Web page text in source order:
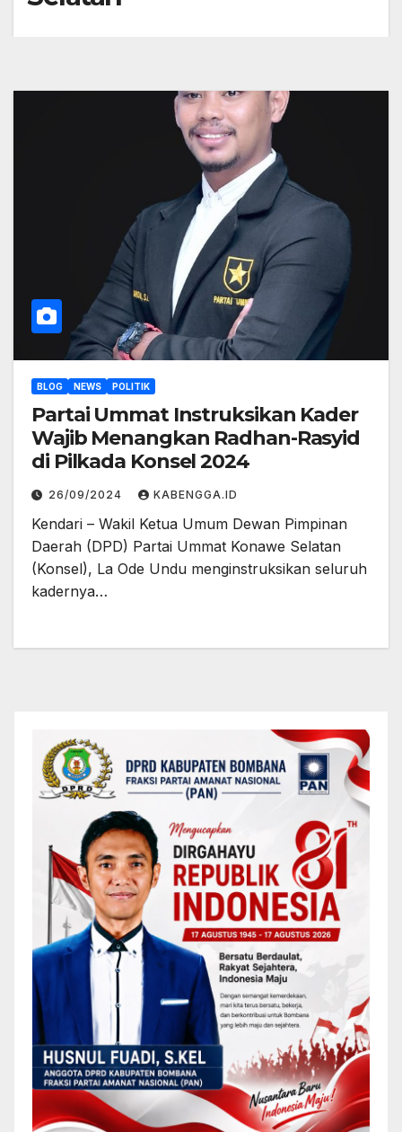
BLOG NEWS POLITIK
Partai Ummat Instruksikan Kader
Wajib Menangkan Radhan-Rasyid
di Pilkada Konsel 2024
26/09/2024 KABENGGA.ID
Kendari – Wakil Ketua Umum Dewan Pimpinan
Daerah (DPD) Partai Ummat Konawe Selatan
(Konsel), La Ode Undu menginstruksikan seluruh
kadernya…